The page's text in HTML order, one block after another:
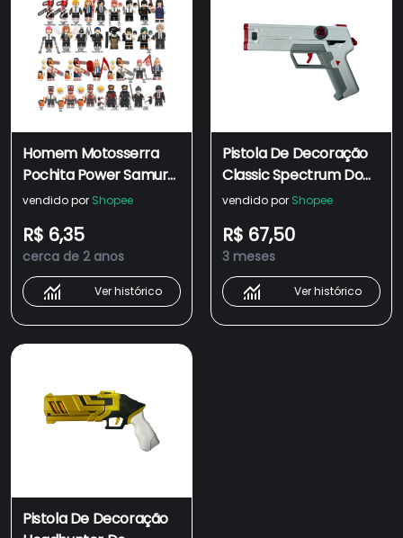
Homem Motosserra
Pochita Power Samurai
Espada Pistola Diabo
Construindo Blocos De
Figuras De Brinquedos
vendido por Shopee
R$ 6,35
cerca de 2 anos
Ver histórico
Pistola De Decoração
Classic Spectrum Do
Valorant
vendido por Shopee
R$ 67,50
3 meses
Ver histórico
Pistola De Decoração